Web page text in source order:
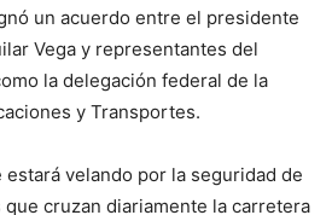
un acuerdo entre el presidente
Vega y representantes del
la delegación federal de la
y Transportes.
estará velando por la seguridad de
cruzan diariamente la carretera